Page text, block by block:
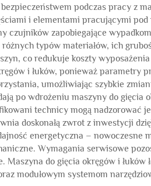
bezpieczeństwem podczas pracy z
i elementami pracującymi
czujników zapobiegające
typów materiałów, ich
co redukuje koszty
i łuków, ponieważ
umożliwiając szybkie
po wdrożeniu maszyny do gięcia
technicy mogą nadzorować
doskonałą zwrot z inwestycji
energetyczna – nowoczesne
Wymagania serwisowe
Maszyna do gięcia okręgów i
modułowym systemom